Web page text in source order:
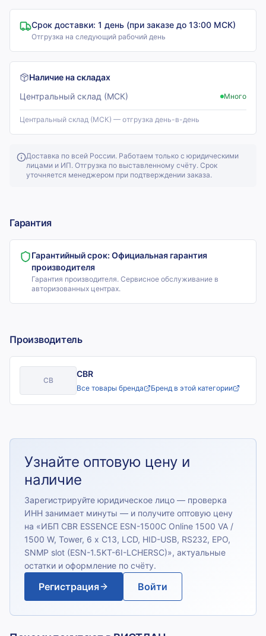
Срок доставки: 1 день (при заказе до 13:00 МСК)
Отгрузка на следующий рабочий день
Наличие на складах
Центральный склад (МСК)
Много
Центральный склад (МСК) — отгрузка день-в-день
Доставка по всей России. Работаем только с юридическими
лицами и ИП. Отгрузка по выставленному счёту. Срок
уточняется менеджером при подтверждении заказа.
Гарантия
Гарантийный срок: Официальная гарантия
производителя
Гарантия производителя. Сервисное обслуживание в
авторизованных центрах.
Производитель
CB
CBR
Все товары бренда Бренд в этой категории
Узнайте оптовую цену и
наличие
Зарегистрируйте юридическое лицо — проверка
ИНН занимает минуты — и получите оптовую цену
на «ИБП CBR ESSENCE ESN-1500C Online 1500 VA /
1500 W, Tower, 6 x C13, LCD, HID-USB, RS232, EPO,
SNMP slot (ESN-1.5KT-6I-LCHERSC)», актуальные
остатки и оформление по счёту.
Регистрация Войти